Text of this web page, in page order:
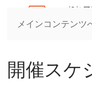
メインコンテンツ
開催スケ